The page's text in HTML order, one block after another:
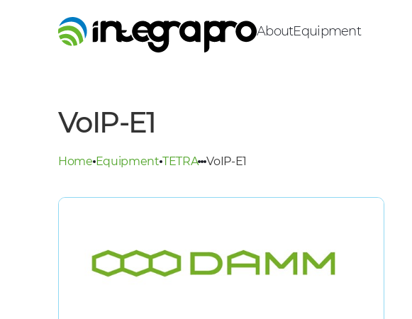
AboutEquipment
VoIP-E1
Home Equipment TETRA VoIP-E1